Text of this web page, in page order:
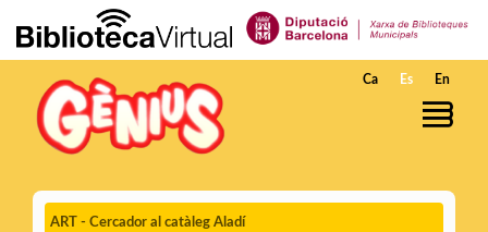
Saltar al contenido principal
Ca Es En
ART - Cercador al catàleg Aladí